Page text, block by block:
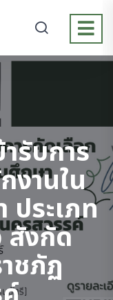
รับการ
งานใน
ระเภท
สังกัด
ชภัฏ